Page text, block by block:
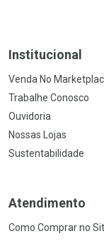
Institucional
Venda No
Trabalhe Conosco
Ouvidoria
Nossas Lojas
Sustentabilidade
Atendimento
Como Comprar no